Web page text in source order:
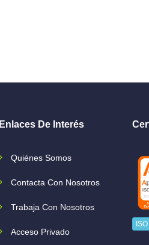
Enlaces De Interés
Quiénes Somos
Contacta Con Nosotros
Trabaja Con Nosotros
Acceso Privado